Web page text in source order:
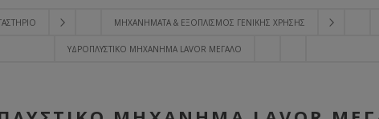
ΜΗΧΑΝΉΜΑΤΑ & ΕΞΟΠΛΙΣΜΌΣ ΓΕΝΙΚΉΣ ΧΡΉΣΗΣ
ΥΔΡΟΠΛΥΣΤΙΚΌ ΜΗΧΆΝΗΜΑ LAVOR ΜΕΓΑΛΟ